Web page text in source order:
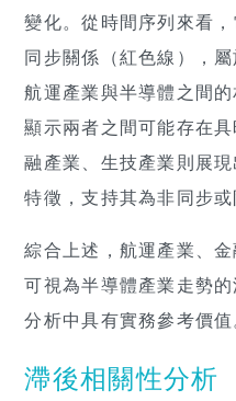
變化。從時間序列來看
同步關係（紅色線），
航運產業與半導體之間
顯示兩者之間可能存在
融產業、生技產業則展
特徵，支持其為非同步或
綜合上述，航運產業、
可視為半導體產業走勢
分析中具有實務參考價值
滯後相關性分析